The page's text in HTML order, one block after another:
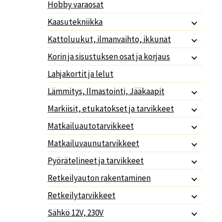
Hobby varaosat
Kaasutekniikka
Kattoluukut, ilmanvaihto, ikkunat
Korin ja sisustuksen osat ja korjaus
Lahjakortit ja lelut
Lämmitys, Ilmastointi, Jääkaapit
Markiisit, etukatokset ja tarvikkeet
Matkailuautotarvikkeet
Matkailuvaunutarvikkeet
Pyörätelineet ja tarvikkeet
Retkeilyauton rakentaminen
Retkeilytarvikkeet
Sähkö 12V, 230V